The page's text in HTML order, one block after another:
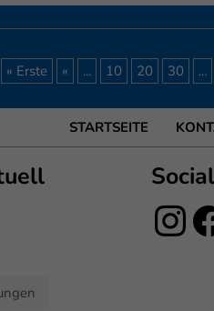
« Erste « ... 10 20 30 ...
STARTSEITE